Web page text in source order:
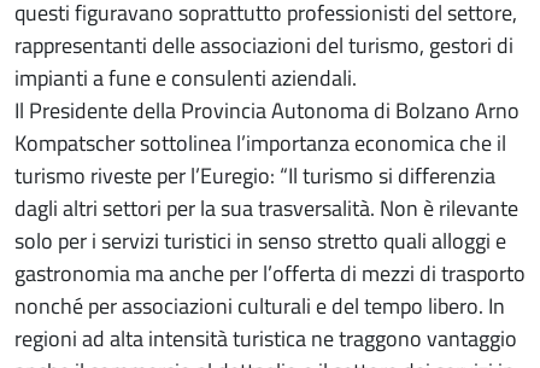
questi figuravano soprattutto professionisti del settore,
rappresentanti delle associazioni del turismo, gestori di
impianti a fune e consulenti aziendali.
Il Presidente della Provincia Autonoma di Bolzano Arno
Kompatscher sottolinea l’importanza economica che il
turismo riveste per l’Euregio: “Il turismo si differenzia
dagli altri settori per la sua trasversalità. Non è rilevante
solo per i servizi turistici in senso stretto quali alloggi e
gastronomia ma anche per l’offerta di mezzi di trasporto
nonché per associazioni culturali e del tempo libero. In
regioni ad alta intensità turistica ne traggono vantaggio